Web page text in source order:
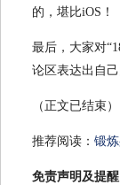
的，堪比iOS！
最后，大家对
论区表达出自己
（正文已结束）
推荐阅读： 锻
免责声明及提醒